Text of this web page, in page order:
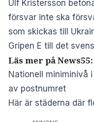
Ulf Kristersson
försvar inte ska
som skickas till
Gripen E till det
Läs mer på News55:
Nationell miniminivå
av postnumret
Här är städerna där